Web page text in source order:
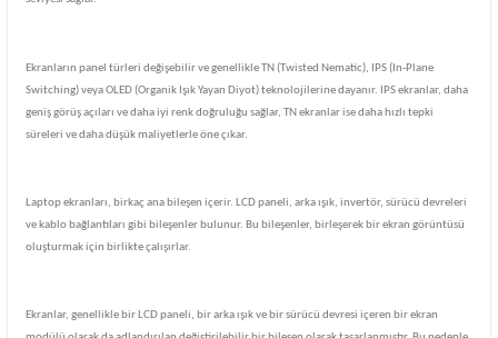
Ekranların panel türleri değişebilir ve genellikle TN (Twisted Nematic), IPS (In-Plane
Switching) veya OLED (Organik Işık Yayan Diyot) teknolojilerine dayanır. IPS ekranlar, daha
geniş görüş açıları ve daha iyi renk doğruluğu sağlar, TN ekranlar ise daha hızlı tepki
süreleri ve daha düşük maliyetlerle öne çıkar.
Laptop ekranları, birkaç ana bileşen içerir. LCD paneli, arka ışık, invertör, sürücü devreleri
ve kablo bağlantıları gibi bileşenler bulunur. Bu bileşenler, birleşerek bir ekran görüntüsü
oluşturmak için birlikte çalışırlar.
Ekranlar, genellikle bir LCD paneli, bir arka ışık ve bir sürücü devresi içeren bir ekran